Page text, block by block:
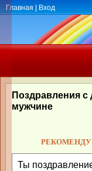
Главная Вход
Поздравления
мужчине
Ты